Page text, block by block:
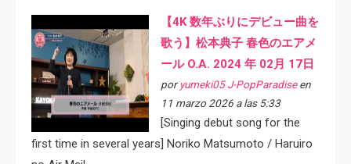
【4K 数年ぶりにデビュー曲を
歌う】松本典子 春色のエアメ
ール O.A. 2024 年 02月 17日
por yumeki05 J-PopParadiseen
11 marzo 2026 a las 5:33
[Singing debut song for the
first time in several years] Noriko Matsumoto / Haruiro